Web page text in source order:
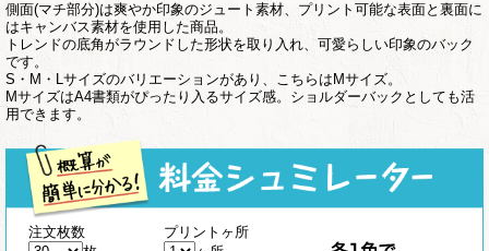
側面(マチ部分)は爽やか印象のジュート素材、プリント可能な表面と裏面に
はキャンバス素材を使用した商品。
トレンドの底角がラウンドした形状を取り入れ、可愛らしい印象のバック
です。
S・M・Lサイズのバリエーションがあり、こちらはMサイズ。
MサイズはA4書類がぴったり入るサイズ感。ショルダーバックとしても活
用できます。
注文枚数
プリントヶ所